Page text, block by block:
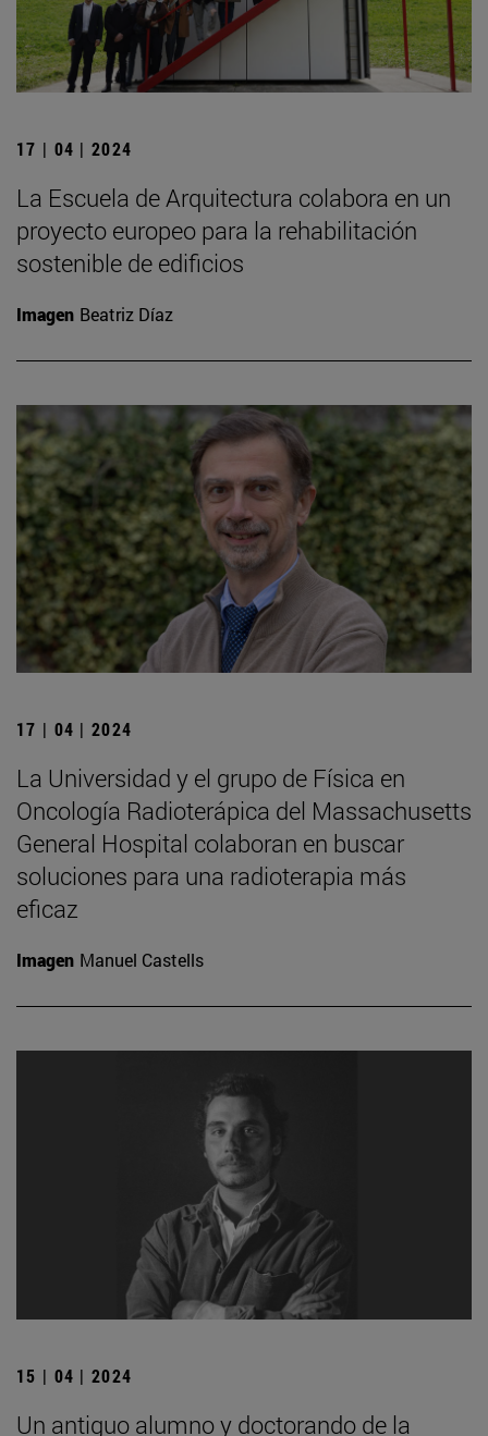
17 | 04 | 2024
La Escuela de Arquitectura colabora en un
proyecto europeo para la rehabilitación
sostenible de edificios
Imagen Beatriz Díaz
17 | 04 | 2024
La Universidad y el grupo de Física en
Oncología Radioterápica del Massachusetts
General Hospital colaboran en buscar
soluciones para una radioterapia más
eficaz
Imagen Manuel Castells
15 | 04 | 2024
Un antiguo alumno y doctorando de la